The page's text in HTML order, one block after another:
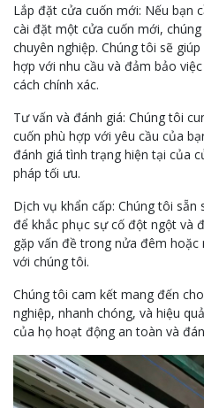
Lắp đặt cửa cuốn mới: Nếu bạn
cài đặt một cửa cuốn mới,
chuyên nghiệp. Chúng tôi sẽ
hợp với nhu cầu và đảm bảo
cách chính xác.
Tư vấn và đánh giá: Chúng tôi
cuốn phù hợp với yêu cầu của
đánh giá tình trạng hiện tại của
pháp tối ưu.
Dịch vụ khẩn cấp: Chúng tôi sẵn
để khắc phục sự cố đột ngột và
gặp vấn đề trong nửa đêm hoặc
với chúng tôi.
Chúng tôi cam kết mang đến
nghiệp, nhanh chóng, và hiệu
của họ hoạt động an toàn và